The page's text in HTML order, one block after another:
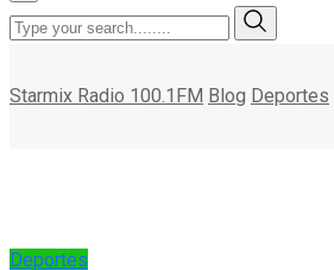
Starmix Radio 100.1FM Blog Deportes
Deportes